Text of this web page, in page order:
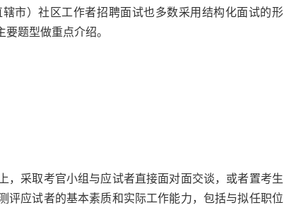
市）社区工作者招聘面试也多数采用结构化面试的形
题型做重点介绍。
，采取考官小组与应试者直接面对面交谈，或者置考生
评应试者的基本素质和实际工作能力，包括与拟任职位